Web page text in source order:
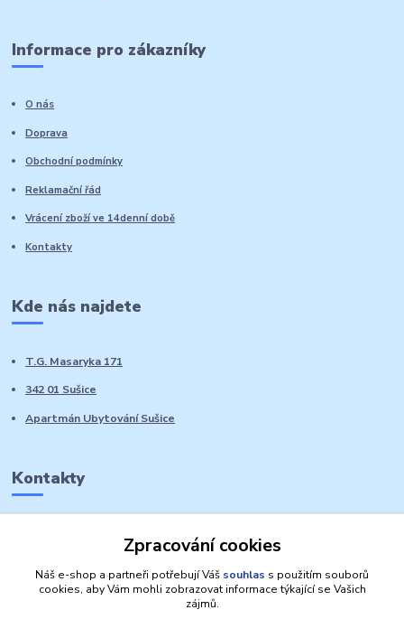
Informace pro zákazníky
O nás
Doprava
Obchodní podmínky
Reklamační řád
Vrácení zboží ve 14denní době
Kontakty
Kde nás najdete
T.G. Masaryka 171
342 01 Sušice
Apartmán Ubytování Sušice
Kontakty
Zpracování cookies
Náš e-shop a partneři potřebují Váš souhlas s použitím souborů
cookies, aby Vám mohli zobrazovat informace týkající se Vašich
zájmů.